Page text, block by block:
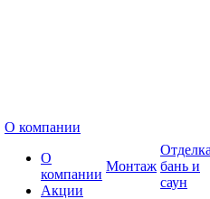
О компании
О
компании
Акции
Монтаж бань и
саун